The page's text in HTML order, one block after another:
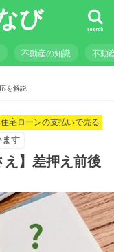
び search
不動産の知識 不動
を解説
住宅ローンの支払いで売る
ます
え】差押え前後